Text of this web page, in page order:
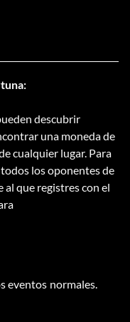
descubrir
una moneda de
cualquier lugar. Para
los oponentes de
al que registres con el
eventos normales.